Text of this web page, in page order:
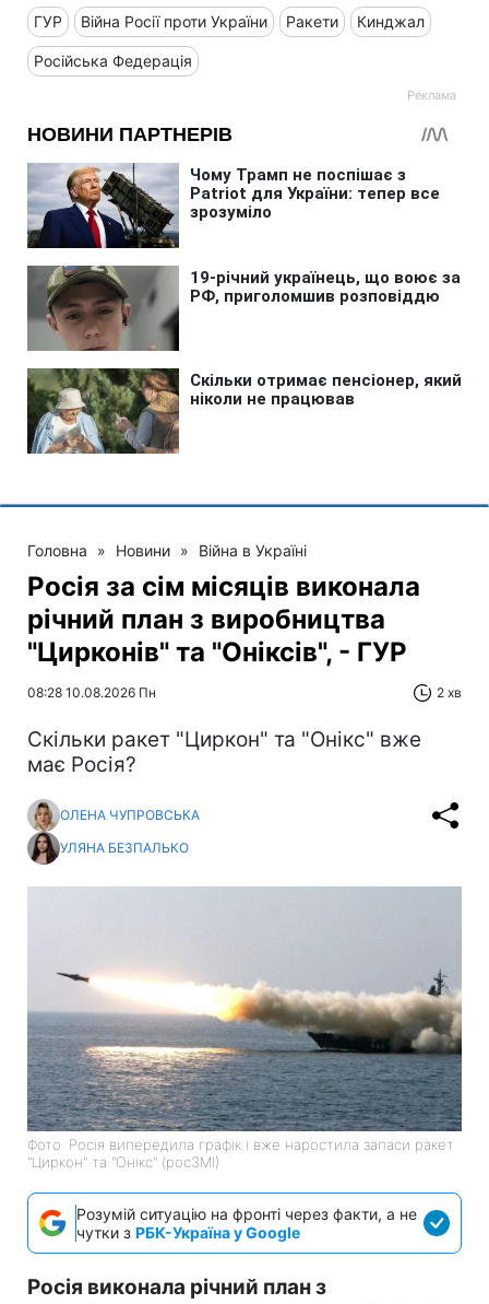
ГУР Війна Росії проти України Ракети Кинджал
Російська Федерація
Головна » Новини » Війна в Україні
Росія за сім місяців виконала
річний план з виробництва
"Цирконів" та "Оніксів", - ГУР
08:28 10.08.2026 Пн 2 хв
Скільки ракет "Циркон" та "Онікс" вже
має Росія?
ОЛЕНА ЧУПРОВСЬКА
УЛЯНА БЕЗПАЛЬКО
Фото: Росія випередила графік і вже наростила запаси ракет
"Циркон" та "Онікс" (росЗМІ)
Розумій ситуацію на фронті через факти, а не
чутки з РБК-Україна у Google
Росія виконала річний план з